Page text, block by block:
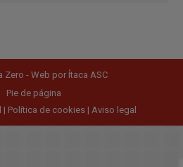
Zero - Web por Ítaca ASC
Pie de página
| Política de cookies | Aviso legal